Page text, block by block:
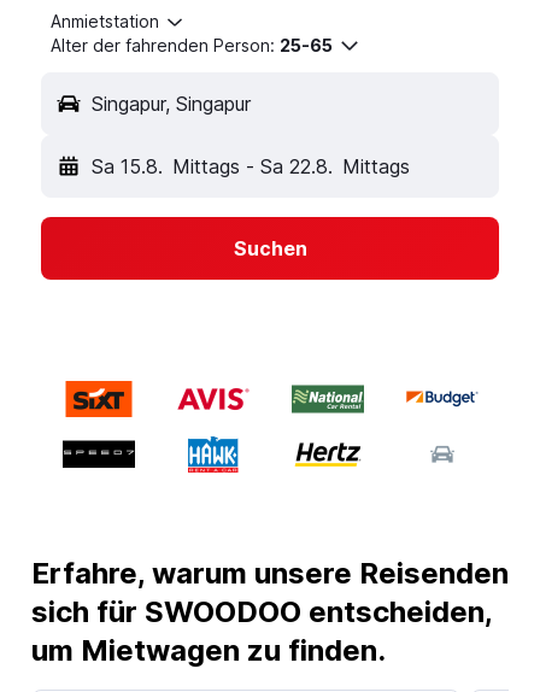
Anmietstation
Alter der fahrenden Person: 25-65
Singapur, Singapur
Sa 15.8. Mittags - Sa 22.8. Mittags
Suchen
Erfahre, warum unsere Reisenden
sich für SWOODOO entscheiden,
um Mietwagen zu finden.